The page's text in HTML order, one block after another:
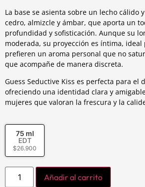
La base se asienta sobre un lecho cálido
cedro, almizcle y ámbar, que aporta un
profundidad y sofisticación. Aunque su
moderada, su proyección es íntima, ideal
prefieren un aroma personal que no
que acompañe de manera discreta.
Guess Seductive Kiss es perfecta para el
ofreciendo una identidad clara y
mujeres que valoran la frescura y la
75 ml
EDT
$26.900
Añadir al carrito